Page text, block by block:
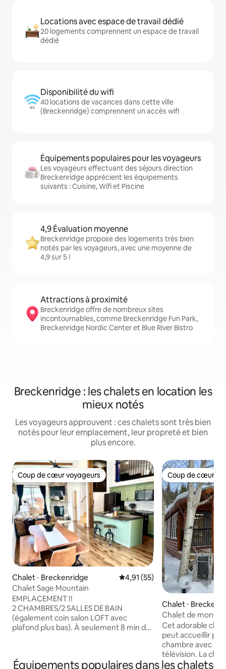
Locations avec espace de travail dédié
20 logements comprennent un espace de travail
dédié
Disponibilité du wifi
40 locations de vacances dans cette ville
(Breckenridge) comprennent un accès wifi
Équipements populaires pour les voyageurs
Les voyageurs effectuant des séjours direction
Breckenridge apprécient les équipements
suivants : Cuisine, Wifi et Piscine
4,9 Évaluation moyenne
Breckenridge propose des logements très bien
notés par les voyageurs, avec une moyenne de
4,9 sur 5 !
Attractions à proximité
Breckenridge offre de nombreux sites
incontournables, comme Breckenridge Fun Park,
Breckenridge Nordic Center et Blue River Bistro
Breckenridge : les chalets en location les
mieux notés
Les voyageurs approuvent : ces chalets sont très bien
notés pour leur emplacement, leur propreté et bien
plus encore.
Coup de cœur voyageurs
Coup de cœur voyageurs
Chalet ⋅ Breckenridge Évaluation moyenne sur la
4,91 (55)
Chalet Sage Mountain
EMPLACEMENT !!
2 CHAMBRES/2 SALLES DE BAIN
(également coin salon LOFT avec
plafond plus bas). À seulement 8 min du
manière spectaculaire. Vous pouvez
skier dans 5 stations de ski de classe
Coup de cœur
Coup de cœur
Chalet ⋅
Chalet de
Nord !
Cet adorable
peut accueillir
chambre avec lit
télévision. La
un salon séparé
Équipements populaires dans les chalets